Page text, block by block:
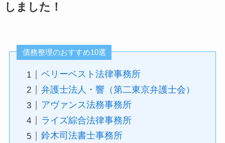
しました！
債務整理のおすすめ10選
ベリーベスト法律事務所
弁護士法人・響（第二東京弁護士会）
アヴァンス法務事務所
ライズ綜合法律事務所
鈴木司法書士事務所